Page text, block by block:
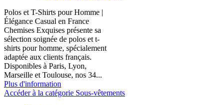
Polos et T-Shirts pour Homme |
Élégance Casual en France
Chemises Exquises présente sa
sélection soignée de polos et t-
shirts pour homme, spécialement
adaptée aux clients français.
Disponibles à Paris, Lyon,
Marseille et Toulouse, nos 34...
Plus d'information
Accéder à la catégorie Sous-vêtements